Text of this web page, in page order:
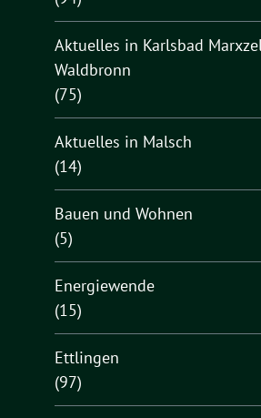
Aktuelles in Karlsbad
Waldbronn
(75)
Aktuelles in Malsch
(14)
Bauen und Wohnen
(5)
Energiewende
(15)
Ettlingen
(97)